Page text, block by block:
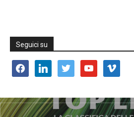
Seguici su
facebooklinkedin twitter youtube vimeo